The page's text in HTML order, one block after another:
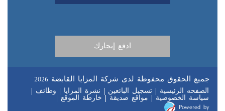
جميع الحقوق محفوظة لدى شركة المزايا القابضة 2026
الصفحه الرئيسية تسجيل البائعين نشرة المزايا
وظائف
سياسة الخصوصية
مواقع صديقة
خارطة الموقع
Powered by